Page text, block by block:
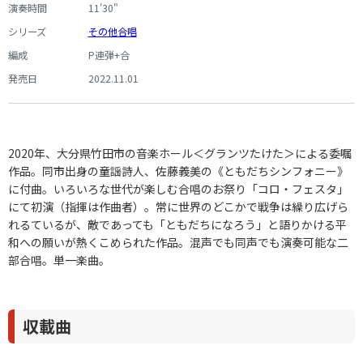
演奏時間
11'30"
シリーズ
その他合唱
編成
P連弾+合
発売日
2022.11.01
2020年、大分県竹田市の音楽ホール＜グランツたけた＞による委嘱
作品。同市出身の童謡詩人、佐藤義美の《ともだちシンフォニー》
に付曲。いろいろな世代が楽しむ合唱のお祭り「コロ・フェスタ」
にて初演（指揮は作曲者）。常に世界のどこかで戦争は繰り広げら
れるているが、敵であっても「ともだちになろう」と語りかける平
和への願いが熱くこめられた作品。混声でも同声でも演奏可能な二
部合唱。単一楽曲。
収載曲